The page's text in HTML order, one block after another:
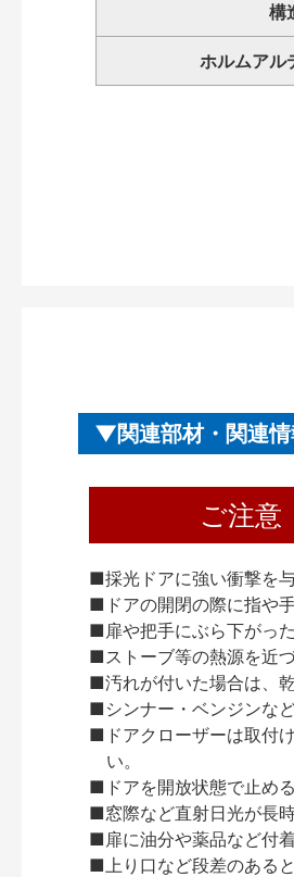
構
ホルムアル
関連部材・関連
ご注意
■採光ドアに強い衝撃を
■ドアの開閉の際に指や
■扉や把手にぶら下がっ
■ストーブ等の熱源を近
■汚れが付いた場合は、
■シンナー・ベンジンな
■ドアクローザーは取付
い。
■ドアを開放状態で止め
■窓際など直射日光が長
■扉に油分や薬品など付
■上り口など段差のある